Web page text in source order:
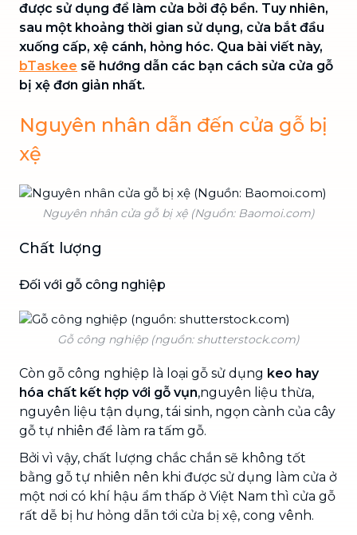
được sử dụng để làm cửa bởi độ bền. Tuy nhiên,
sau một khoảng thời gian sử dụng, cửa bắt đầu
xuống cấp, xệ cánh, hỏng hóc. Qua bài viết này,
bTaskee sẽ hướng dẫn các bạn cách sửa cửa gỗ
bị xệ đơn giản nhất.
Nguyên nhân dẫn đến cửa gỗ bị
xệ
Nguyên nhân cửa gỗ bị xệ (Nguồn: Baomoi.com)
Chất lượng
Đối với gỗ công nghiệp
Gỗ công nghiệp (nguồn: shutterstock.com)
Còn gỗ công nghiệp là loại gỗ sử dụng keo hay
hóa chất kết hợp với gỗ vụn,nguyên liệu thừa,
nguyên liệu tận dụng, tái sinh, ngọn cành của cây
gỗ tự nhiên để làm ra tấm gỗ.
Bởi vì vậy, chất lượng chắc chắn sẽ không tốt
bằng gỗ tự nhiên nên khi được sử dụng làm cửa ở
một nơi có khí hậu ẩm thấp ở Việt Nam thì cửa gỗ
rất dễ bị hư hỏng dẫn tới cửa bị xệ, cong vênh.